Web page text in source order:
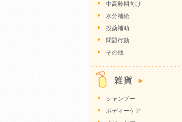
中高齢期向け
水分補給
投薬補助
問題行動
その他
シャンプー
ボディーケア